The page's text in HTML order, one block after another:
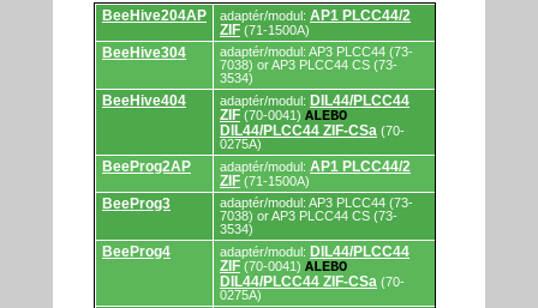
Podporovaný
programátormi
a
programovacími
adaptérmi/modulmi.
BeeHive204AP adaptér/modul: AP1 PLCC44/2
ZIF (71-1500A)
BeeHive304
adaptér/modul: AP3 PLCC44 (73-
7038) or AP3 PLCC44 CS (73-
3534)
BeeHive404 adaptér/modul: DIL44/PLCC44
ZIF (70-0041) ALEBO
DIL44/PLCC44 ZIF-CSa (70-
0275A)
BeeProg2AP adaptér/modul: AP1 PLCC44/2
ZIF (71-1500A)
BeeProg3
adaptér/modul: AP3 PLCC44 (73-
7038) or AP3 PLCC44 CS (73-
3534)
BeeProg4 adaptér/modul: DIL44/PLCC44
ZIF (70-0041) ALEBO
DIL44/PLCC44 ZIF-CSa (70-
0275A)